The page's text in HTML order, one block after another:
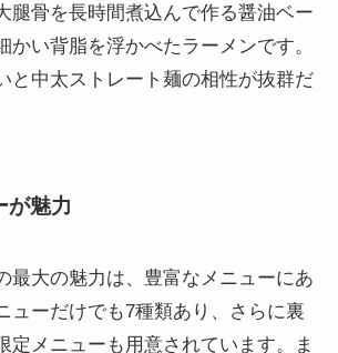
腿骨を長時間煮込んで作る醤油ベー
かい背脂を浮かべたラーメンです。
と中太ストレート麺の相性が抜群だ
が魅力
最大の魅力は、豊富なメニューにあ
ューだけでも7種類あり、さらに裏
定メニューも用意されています。ま